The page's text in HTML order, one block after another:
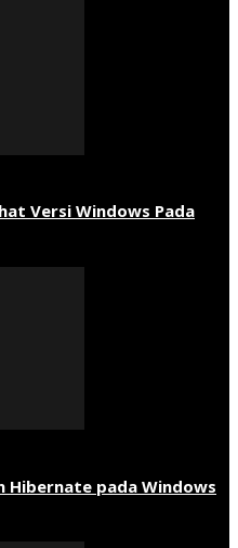
Versi Windows Pada
Hibernate pada Windows